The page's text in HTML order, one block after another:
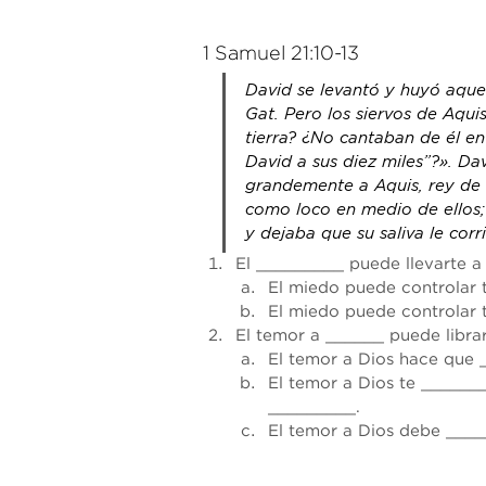
1 Samuel 21:10-13
David se levantó y huyó
Gat. Pero los siervos de
tierra? ¿No cantaban de él
David a sus diez miles”?».
grandemente a Aquis, rey de
como loco en medio de
y dejaba que su saliva le
El _________ puede llevarte
El miedo puede controlar
El miedo puede controlar
El temor a ______ puede
El temor a Dios hace que
El temor a Dios te
_________.
El temor a Dios debe